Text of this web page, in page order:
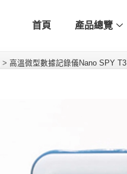
首頁 產品總覽
> 高溫微型數據記錄儀Nano SPY T3